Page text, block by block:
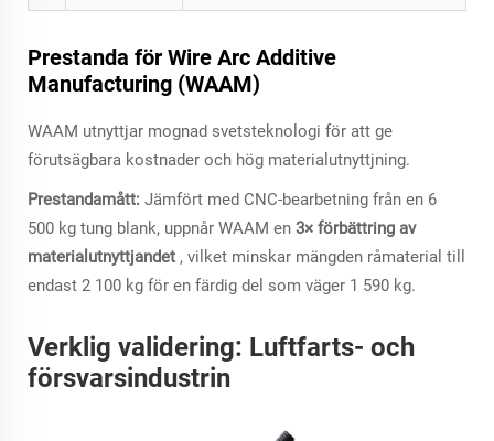
Prestanda för Wire Arc Additive
Manufacturing (WAAM)
WAAM utnyttjar mognad svetsteknologi för att ge
förutsägbara kostnader och hög materialutnyttjning.
Prestandamått: Jämfört med CNC-bearbetning från en 6
500 kg tung blank, uppnår WAAM en 3× förbättring av
materialutnyttjandet , vilket minskar mängden råmaterial till
endast 2 100 kg för en färdig del som väger 1 590 kg.
Verklig validering: Luftfarts- och
försvarsindustrin